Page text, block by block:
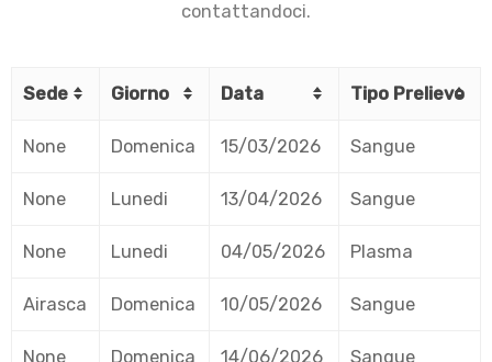
contattandoci.
Sede Giorno Data Tipo Prelievo
None Domenica 15/03/2026 Sangue
None Lunedi 13/04/2026 Sangue
None Lunedi 04/05/2026 Plasma
Airasca Domenica 10/05/2026 Sangue
None Domenica 14/06/2026 Sangue